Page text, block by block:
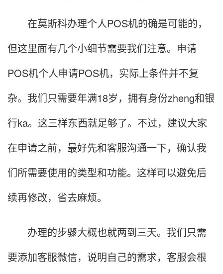
在莫斯科办理个人POS机的确是可能的，
但这里面有几个小细节需要我们注意。申请
POS机个人申请POS机，实际上条件并不复
杂。我们只需要年满18岁，拥有身份zheng和银
行ka。这三样东西就足够了。不过，建议大家
在申请之前，最好先和客服沟通一下，确认我
们所需要使用的类型和功能。这样可以避免后
续再修改，省去麻烦。
办理的步骤大概也就两到三天。我们只需
要添加客服微信，说明自己的需求，客服会根